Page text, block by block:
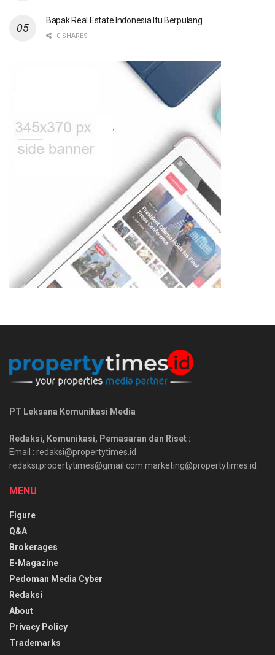
Bapak Real Estate Indonesia Itu Berpulang
0 SHARES
PT Leksana Komunikasi Media
Redaksi, Komunikasi, Pemasaran dan Riset :
Email : redaksi@propertytimes.id
redaksi.propertytimes@gmail.com marketing@propertytimes.id
MENU
Figure
Q&A
Brokerages
E-Magazine
Pedoman Media Cyber
Redaksi
About
Privacy Policy
Trademarks